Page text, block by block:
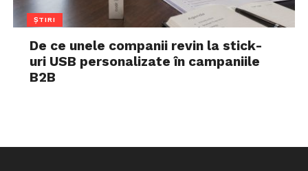
ȘTIRI
De ce unele companii revin la stick-
uri USB personalizate în campaniile
B2B